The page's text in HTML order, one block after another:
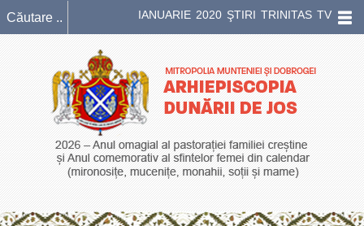
IANUARIE 2020 ŞTIRI TRINITAS TV